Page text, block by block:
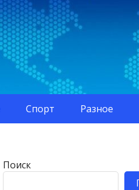
Спорт Разное
Поиск